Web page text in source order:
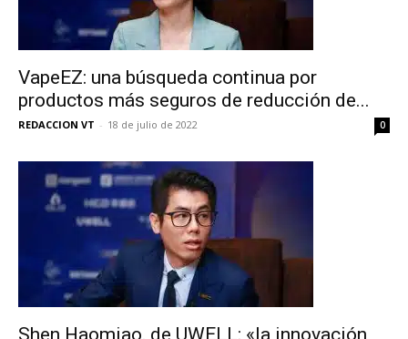
VapeEZ: una búsqueda continua por
productos más seguros de reducción de...
REDACCION VT - 18 de julio de 2022 0
Shen Haomiao, de UWELL: «la innovación